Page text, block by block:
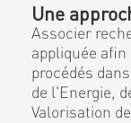
Une
Associer
appliquée afin
procédés
de l'Energie,
Valorisation